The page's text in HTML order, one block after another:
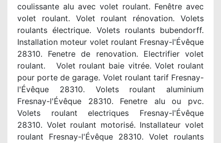
coulissante alu avec volet roulant. Fenêtre avec
volet roulant. Volet roulant rénovation. Volets
roulants électrique. Volets roulants bubendorff.
Installation moteur volet roulant Fresnay-l'Évêque
28310. Fenetre de renovation. Electrifier volet
roulant. Volet roulant baie vitrée. Volet roulant
pour porte de garage. Volet roulant tarif Fresnay-
l'Évêque 28310. Volets roulant aluminium
Fresnay-l'Évêque 28310. Fenetre alu ou pvc.
Volets roulant electriques Fresnay-l'Évêque
28310. Volet roulant motorisé. Installateur volet
roulant Fresnay-l'Évêque 28310. Volet roulants